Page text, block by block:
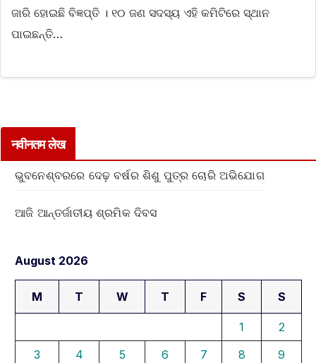
ଜାରି ହୋଇଛି ବିଜ୍ଞପ୍ତି । ୧୦ ଜଣ ସଦସ୍ୟ ଏହି କମିଟିରେ ସ୍ଥାନ
ପାଇଛନ୍ତି…
नवीनतम लेख
ଭୁବନେଶ୍ବରରେ ଦେଢ଼ ବର୍ଷର ଶିଶୁ ପୁତ୍ର ଚୋରି ଅଭିଯୋଗ
ଆଜି ଆନ୍ତର୍ଜାତୀୟ ଶ୍ରମିକ ଦିବସ
August 2026
M T W T F S S
1
2
3
4 5 6 7 8
9